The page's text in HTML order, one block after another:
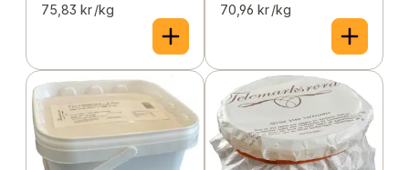
75,83 kr /kg 70,96 kr /kg